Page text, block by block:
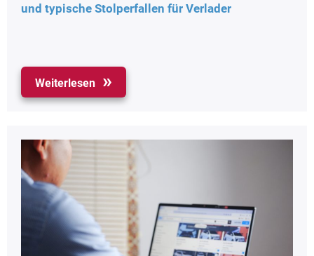
und typische Stolperfallen für Verlader
Weiterlesen